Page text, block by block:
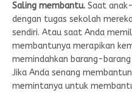
Saling membantu. Saat
dengan tugas sekolah
sendiri. Atau saat Anda
membantunya merapikan
memindahkan barang-
Jika Anda senang
memintanya untuk